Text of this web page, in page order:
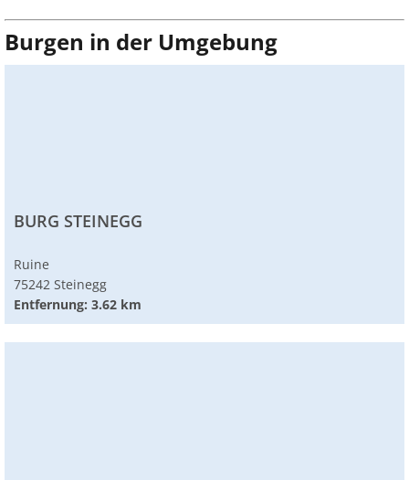
Burgen in der Umgebung
BURG STEINEGG
Ruine
75242 Steinegg
Entfernung: 3.62 km